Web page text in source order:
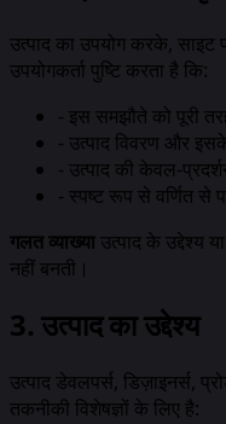
उत्पाद का उपयोग करके,
उपयोगकर्ता पुष्टि करता है कि:
- इस समझौते को पूरी
- उत्पाद विवरण और इसके
- उत्पाद की केवल-
- स्पष्ट रूप से वर्णित से
गलत व्याख्याउत्पाद के उद्देश्य
नहीं बनती।
3. उत्पाद का उद्देश्य
उत्पाद डेवलपर्स, डिज़ाइनर्स,
तकनीकी विशेषज्ञों के लिए है: